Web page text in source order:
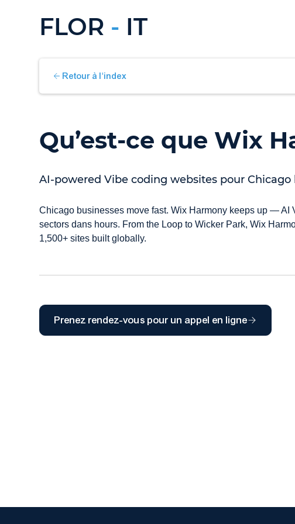
FLOR - IT
Retour à l'index
Qu’est-ce que Wix
AI-powered Vibe coding websites pour Chicago
Chicago businesses move fast. Wix Harmony keeps up —
sectors dans hours. From the Loop to Wicker Park, Wix
1,500+ sites built globally.
Prenez rendez-vous pour un appel en ligne